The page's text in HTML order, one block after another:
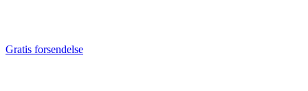
Gratis forsendelse